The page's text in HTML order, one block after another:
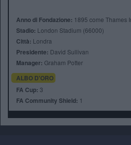
Anno di Fondazione: 1895 come Thames
Stadio: London Stadium (66000)
Città: Londra
Presidente: David Sullivan
Manager: Graham Potter
ALBO D'ORO
FA Cup: 3
FA Community Shield: 1